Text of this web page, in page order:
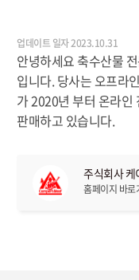
업데이트 일자 2023.10.31
안녕하세요 축수산물
입니다. 당사는 오프라
가 2020년 부터 온라인
판매하고 있습니다.
주식회사
홈페이지 바로